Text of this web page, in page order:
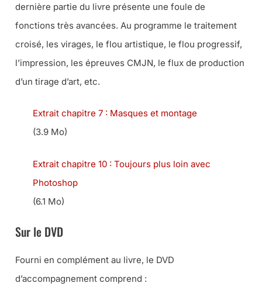
dernière partie du livre présente une foule de
fonctions très avancées. Au programme le traitement
croisé, les virages, le flou artistique, le flou progressif,
l’impression, les épreuves CMJN, le flux de production
d’un tirage d’art, etc.
Extrait chapitre 7 : Masques et montage
(3.9 Mo)
Extrait chapitre 10 : Toujours plus loin avec
Photoshop
(6.1 Mo)
Sur le DVD
Fourni en complément au livre, le DVD
d’accompagnement comprend :